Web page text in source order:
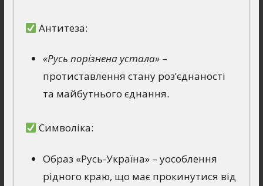
Антитеза:
«Русь порізнена устала»–
протиставлення стану роз’єднаності
та майбутнього єднання.
Символіка:
Образ «Русь-Україна» – уособлення
рідного краю, що має прокинутися від